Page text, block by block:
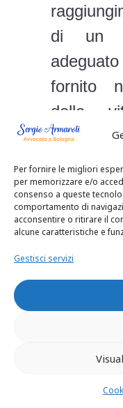
Per fornire le migliori
per memorizzare e/o
consenso a queste
comportamento di
acconsentire o ritirare il
alcune caratteristiche e
Gestisci servizi
di un
fornito
della
delle
3) “la
del
alla
di vita